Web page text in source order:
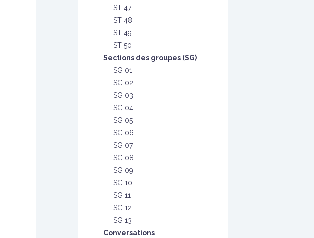
ST 47
ST 48
ST 49
ST 50
Sections des groupes (SG)
SG 01
SG 02
SG 03
SG 04
SG 05
SG 06
SG 07
SG 08
SG 09
SG 10
SG 11
SG 12
SG 13
Conversations